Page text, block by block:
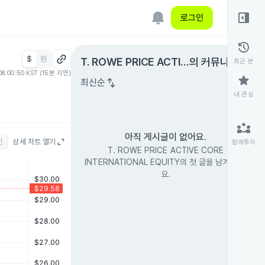
로그인
$ 원
00:50 KST (15분 지연)
상세 차트 열기
T. ROWE PRICE ACTIV
E CORE INTERNATION
의 커뮤니티expand_circle_right
최신순 swap_vert
아직 게시글이 없어요.
T. ROWE PRICE ACTIVE CORE
INTERNATIONAL EQUITY의 첫 글을 남겨 보세
요.
right_panel_open
history
최근 본
star
내 관심
partner_exchange
함께투자